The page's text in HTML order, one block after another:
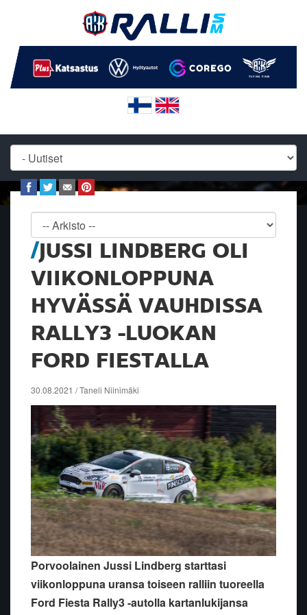
JUSSI LINDBERG OLI
VIIKONLOPPUNA
HYVÄSSÄ VAUHDISSA
RALLY3 -LUOKAN
FORD FIESTALLA
30.08.2021 / Taneli Niinimäki
Porvoolainen Jussi Lindberg starttasi
viikonloppuna uransa toiseen ralliin tuoreella
Ford Fiesta Rally3 -autolla kartanlukijansa